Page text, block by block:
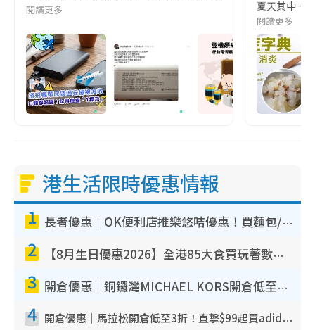
閱讀更多
夏天其中一
閱讀更多
港生活限時優惠情報
1 長者優惠｜OK便利店推樂悠咭優惠！買麵包/牛奶/保健品拍卡即減
2 【8月生日優惠2026】全港85大食買玩著數攻略 自助餐/火鍋放題同行免費＋誠品/DONKI送現金券
3 開倉優惠｜銅鑼灣MICHAEL KORS開倉低至17折！直擊$500起買手袋/銀包/鞋款 必買經典Jet Set系列
4 開倉優惠｜馬拉松開倉低至3折！直擊$99起買adidas／New Balance／Puma鞋款 STANLEY保溫杯劈價至$119起